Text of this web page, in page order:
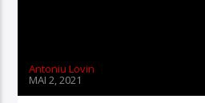
Antoniu Lovin
MAI 2, 2021